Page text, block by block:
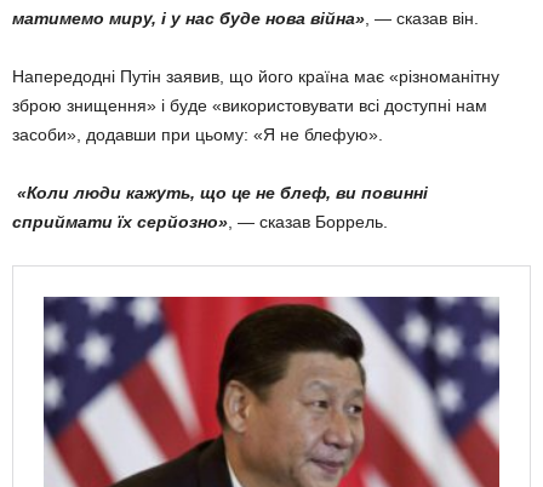
матимемо миру, і у нас буде нова війна» , — сказав він.
Напередодні Путін заявив, що його країна має «різноманітну
зброю знищення» і буде «використовувати всі доступні нам
засоби», додавши при цьому: «Я не блефую».
«Коли люди кажуть, що це не блеф, ви повинні
сприймати їх серйозно» , — сказав Боррель.